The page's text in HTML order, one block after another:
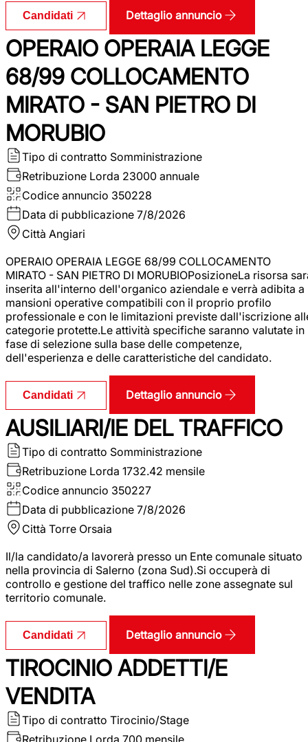
Candidati Dettaglio annuncio
OPERAIO OPERAIA LEGGE
68/99 COLLOCAMENTO
MIRATO - SAN PIETRO DI
MORUBIO
Tipo di contratto Somministrazione
Retribuzione Lorda 23000 annuale
Codice annuncio 350228
Data di pubblicazione 7/8/2026
Città Angiari
OPERAIO OPERAIA LEGGE 68/99 COLLOCAMENTO
MIRATO - SAN PIETRO DI MORUBIOPosizioneLa risorsa
inserita all'interno dell'organico aziendale e verrà adibita a
mansioni operative compatibili con il proprio profilo
professionale e con le limitazioni previste dall'iscrizione
categorie protette.Le attività specifiche saranno valutate in
fase di selezione sulla base delle competenze,
dell'esperienza e delle caratteristiche del candidato.
Candidati Dettaglio annuncio
AUSILIARI/IE DEL TRAFFICO
Tipo di contratto Somministrazione
Retribuzione Lorda 1732.42 mensile
Codice annuncio 350227
Data di pubblicazione 7/8/2026
Città Torre Orsaia
Il/la candidato/a lavorerà presso un Ente comunale situato
nella provincia di Salerno (zona Sud).Si occuperà di
controllo e gestione del traffico nelle zone assegnate sul
territorio comunale.
Candidati Dettaglio annuncio
TIROCINIO ADDETTI/E
VENDITA
Tipo di contratto Tirocinio/Stage
Retribuzione Lorda 700 mensile